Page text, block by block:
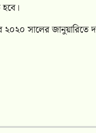
সালের জানুয়ারিতে